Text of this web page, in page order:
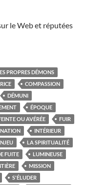
le Web et réputées
PROPRES DÉMONS
COMPASSION
DÉMUNI
ÉPOQUE
OU AVÉRÉE
FUIR
INTÉRIEUR
LA SPIRITUALITÉ
FUITE
LUMINEUSE
MISSION
S'ÉLUDER